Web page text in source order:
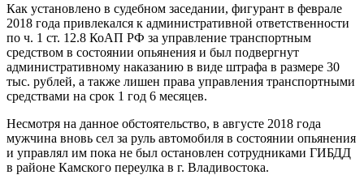
Как установлено в судебном заседании, фигурант в феврале
2018 года привлекался к административной ответственности
по ч. 1 ст. 12.8 КоАП РФ за управление транспортным
средством в состоянии опьянения и был подвергнут
административному наказанию в виде штрафа в размере 30
тыс. рублей, а также лишен права управления транспортными
средствами на срок 1 год 6 месяцев.
Несмотря на данное обстоятельство, в августе 2018 года
мужчина вновь сел за руль автомобиля в состоянии опьянения
и управлял им пока не был остановлен сотрудниками ГИБДД
в районе Камского переулка в г. Владивостока.